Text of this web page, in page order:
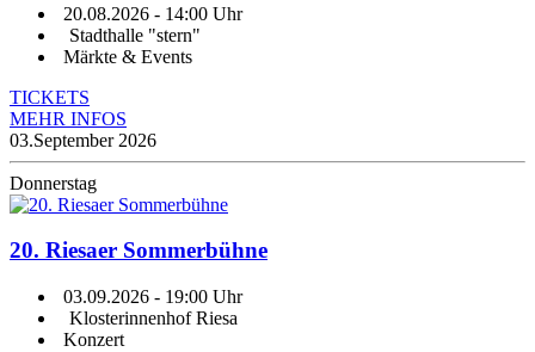
20.08.2026 - 14:00 Uhr
Stadthalle "stern"
Märkte & Events
TICKETS
MEHR INFOS
03.September 2026
Donnerstag
20. Riesaer Sommerbühne
03.09.2026 - 19:00 Uhr
Klosterinnenhof Riesa
Konzert